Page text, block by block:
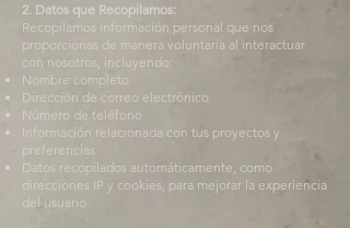
2. Datos que Recopilamos:
Recopilamos información personal que nos
proporcionas de manera voluntaria al interactuar
con nosotros, incluyendo:
Nombre completo
Dirección de correo electrónico
Número de teléfono
Información relacionada con tus proyectos y
preferencias
Datos recopilados automáticamente, como
direcciones IP y cookies, para mejorar la experiencia
del usuario.